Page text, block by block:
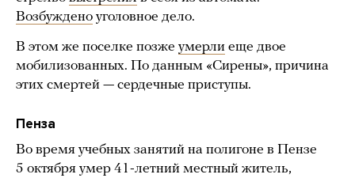
Возбуждено уголовное дело.
В этом же поселке позже умерли еще двое
мобилизованных. По данным «Сирены», причина
этих смертей — сердечные приступы.
Пенза
Во время учебных занятий на полигоне в Пензе
5 октября умер 41-летний местный житель,